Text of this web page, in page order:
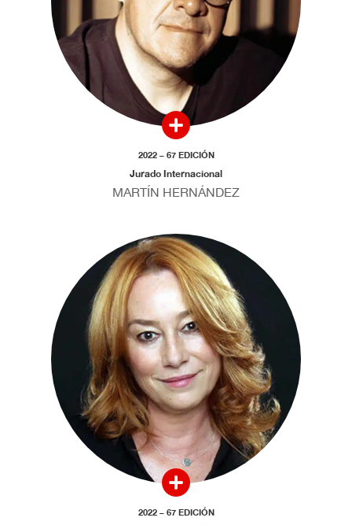
2022 – 67 EDICIÓN
Jurado Internacional
MARTÍN HERNÁNDEZ
2022 – 67 EDICIÓN